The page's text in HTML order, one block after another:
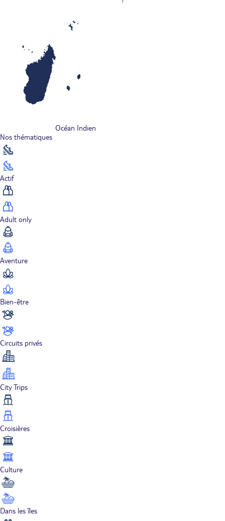
Océan Indien
Nos thématiques
Actif
Adult only
Aventure
Bien-être
Circuits privés
City Trips
Croisières
Culture
Dans les îles